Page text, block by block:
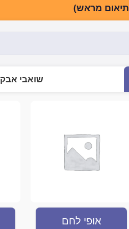
שואבי אבק
מוצרים המתויגים “מקרר רטרו”
אופי לחם